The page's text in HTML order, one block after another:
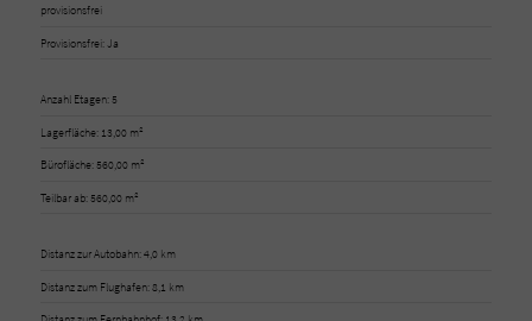
provisionsfrei
Provisionsfrei: Ja
Anzahl Etagen: 5
Lagerfläche: 13,00 m²
Bürofläche: 560,00 m²
Teilbar ab: 560,00 m²
Distanz zur Autobahn: 4,0 km
Distanz zum Flughafen: 8,1 km